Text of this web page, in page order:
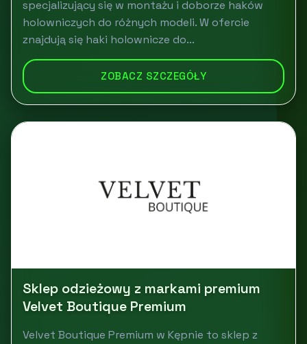
specjalizujący się w montażu i doborze haków
holowniczych do różnych modeli. W ofercie
znajdują się haki holownicze do...
ZOBACZ SZCZEGÓŁY
Sklep odzieżowy z markami premium
Velvet Boutique Premium
Velvet Boutique Premium w Kępnie to sklep z